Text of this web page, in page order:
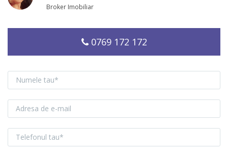
Broker Imobiliar
0769 172 172